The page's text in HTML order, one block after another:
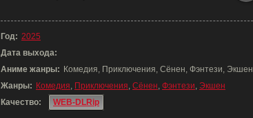
Год: 2025
Дата выхода:
Аниме жанры: Комедия, Приключения, Сёнен, Фэнтези, Экшен
Жанры: Комедия, Приключения, Сёнен, Фэнтези, Экшен
Качество:
WEB-DLRip